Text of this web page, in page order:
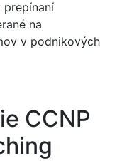
prepínaní
na
v podnikových
CCNP